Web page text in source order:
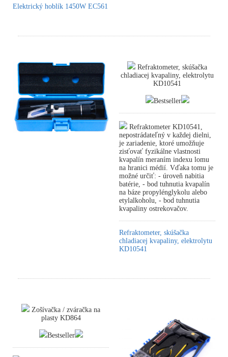
Elektrický hoblík 1450W EC561
Refraktometer, skúšačka
chladiacej kvapaliny, elektrolytu
KD10541
Bestseller
Refraktometer KD10541,
nepostrádateľný v každej dielni,
je zariadenie, ktoré umožňuje
zisťovať fyzikálne vlastnosti
kvapalín meraním indexu lomu
na hranici médií. Vďaka tomu je
možné určiť: - úroveň nabitia
batérie, - bod tuhnutia kvapalín
na báze propylénglykolu alebo
etylalkoholu, - bod tuhnutia
kvapaliny ostrekovačov.
Refraktometer, skúšačka
chladiacej kvapaliny, elektrolytu
KD10541
Zošívačka / zváračka na
plasty KD864
Bestseller